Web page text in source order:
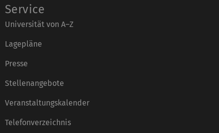
Service
Universität von A–Z
Lagepläne
Presse
Stellenangebote
Veranstaltungskalender
Telefonverzeichnis